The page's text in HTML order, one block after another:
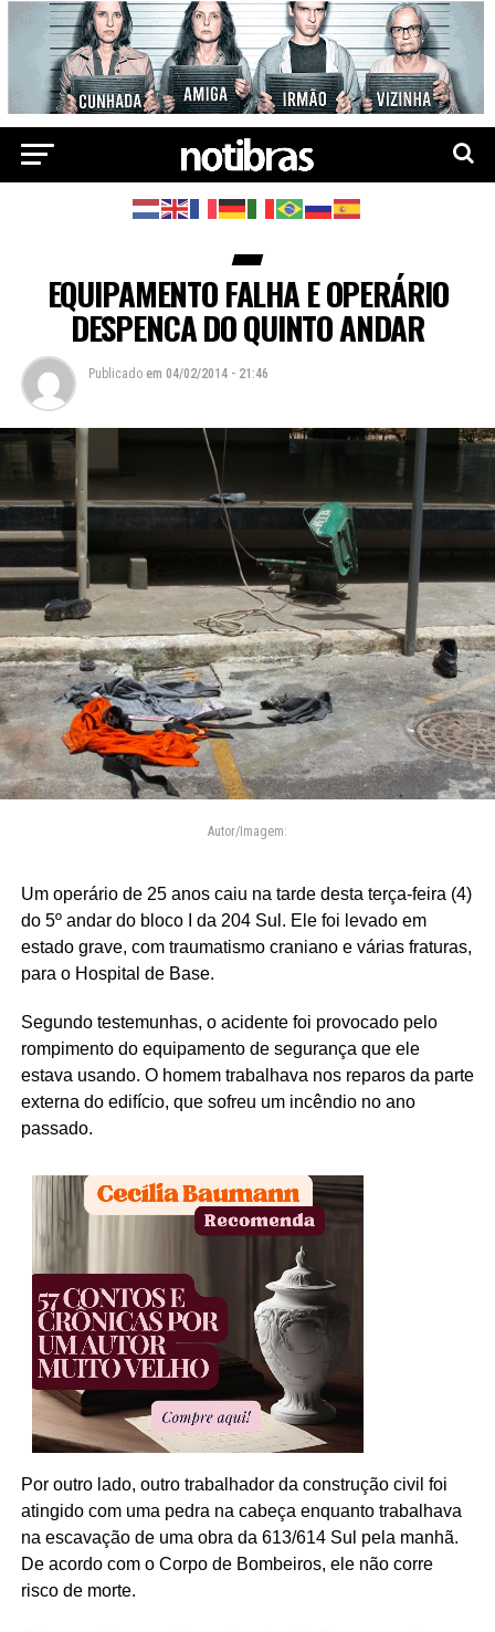
EQUIPAMENTO FALHA E OPERÁRIO
DESPENCA DO QUINTO ANDAR
Publicado em 04/02/2014 - 21:46
Autor/Imagem:
Um operário de 25 anos caiu na tarde desta terça-feira (4)
do 5º andar do bloco I da 204 Sul. Ele foi levado em
estado grave, com traumatismo craniano e várias fraturas,
para o Hospital de Base.
Segundo testemunhas, o acidente foi provocado pelo
rompimento do equipamento de segurança que ele
estava usando. O homem trabalhava nos reparos da parte
externa do edifício, que sofreu um incêndio no ano
passado.
Por outro lado, outro trabalhador da construção civil foi
atingido com uma pedra na cabeça enquanto trabalhava
na escavação de uma obra da 613/614 Sul pela manhã.
De acordo com o Corpo de Bombeiros, ele não corre
risco de morte.